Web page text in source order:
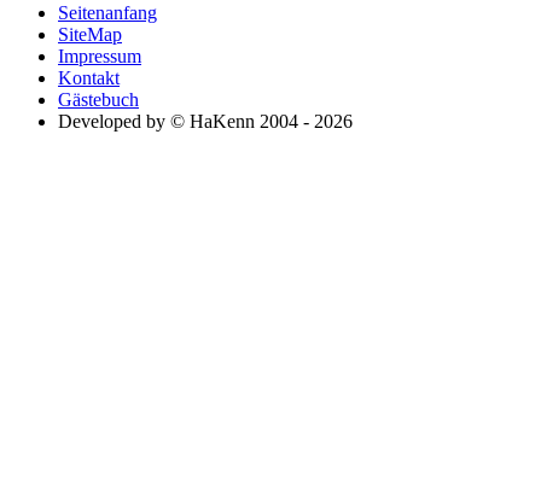
Seitenanfang
SiteMap
Impressum
Kontakt
Gästebuch
Developed by © HaKenn 2004 - 2026